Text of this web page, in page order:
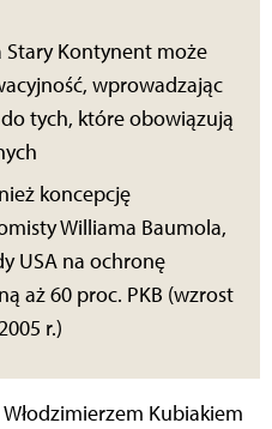
Stary Kontynent może
wprowadzając
tych, które obowiązują
koncepcję
Williama Baumola,
USA na ochronę
aż 60 proc. PKB (wzrost
r.)
Kubiakiem